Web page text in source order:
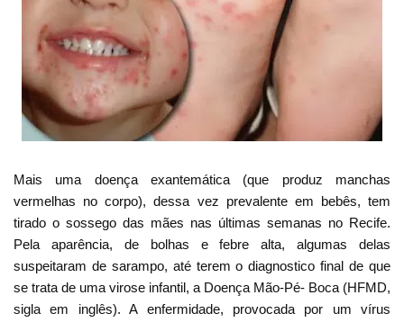
Mais uma doença exantemática (que produz manchas
vermelhas no corpo), dessa vez prevalente em bebês, tem
tirado o sossego das mães nas últimas semanas no Recife.
Pela aparência, de bolhas e febre alta, algumas delas
suspeitaram de sarampo, até terem o diagnostico final de que
se trata de uma virose infantil, a Doença Mão-Pé- Boca (HFMD,
sigla em inglês). A enfermidade, provocada por um vírus